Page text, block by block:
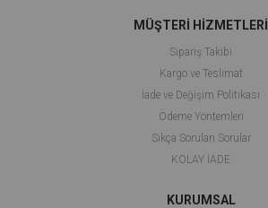
MÜŞTERİ HİZMETLERİ
Sipariş Takibi
Kargo ve Teslimat
İade ve Değişim Politikası
Ödeme Yöntemleri
Sıkça Sorulan Sorular
KOLAY İADE
KURUMSAL